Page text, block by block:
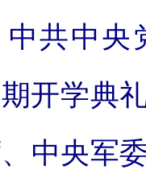
中共中央
开学典
中央军